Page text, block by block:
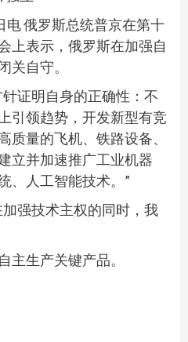
俄罗斯总统普京在第十
上表示，俄罗斯在加强自
关自守。
证明自身的正确性：不
引领趋势，开发新型有竞
质量的飞机、铁路设备、
立并加速推广工业机器
、人工智能技术。”
强技术主权的同时，我
主生产关键产品。